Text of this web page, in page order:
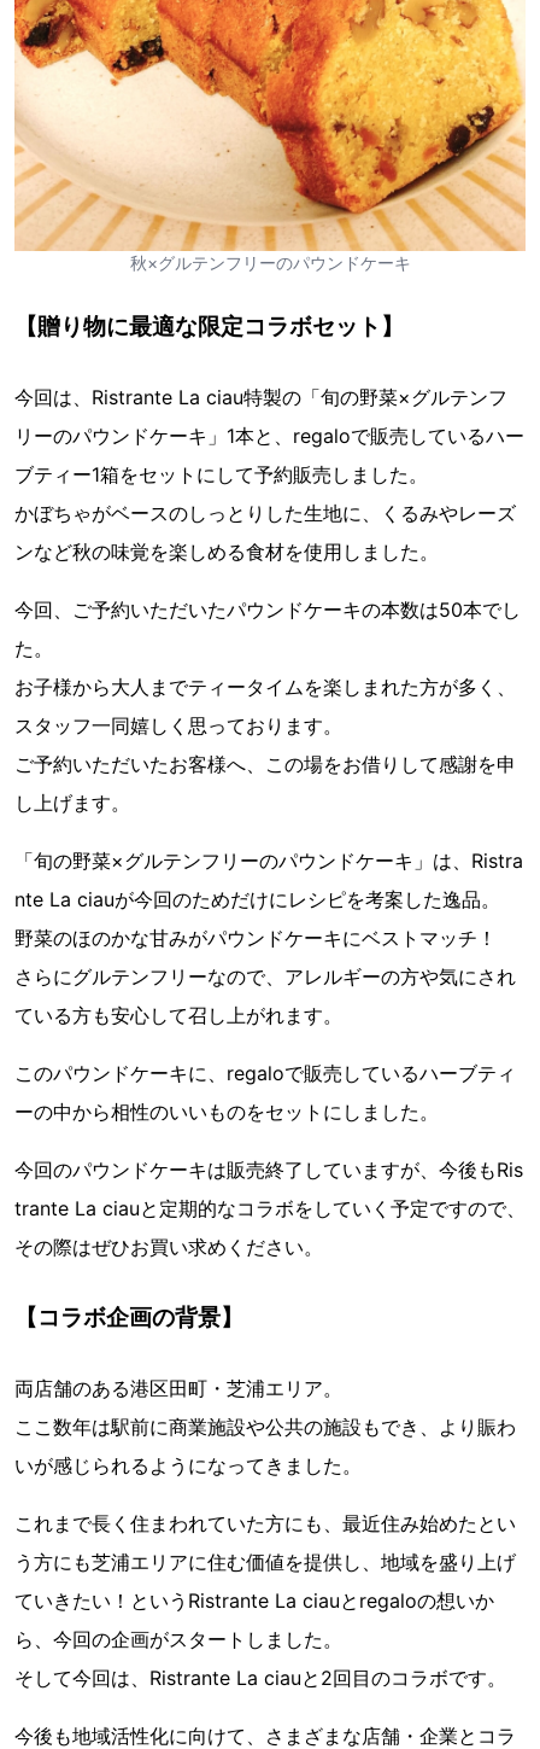
秋×グルテンフリーのパウンドケーキ
【贈り物に最適な限定コラボセット】
今回は、Ristrante La ciau特製の「旬の野菜×グルテンフ
リーのパウンドケーキ」1本と、regaloで販売しているハー
ブティー1箱をセットにして予約販売しました。
かぼちゃがベースのしっとりした生地に、くるみやレーズ
ンなど秋の味覚を楽しめる食材を使用しました。
今回、ご予約いただいたパウンドケーキの本数は50本でし
た。
お子様から大人までティータイムを楽しまれた方が多く、
スタッフ一同嬉しく思っております。
ご予約いただいたお客様へ、この場をお借りして感謝を申
し上げます。
「旬の野菜×グルテンフリーのパウンドケーキ」は、Ristra
nte La ciauが今回のためだけにレシピを考案した逸品。
野菜のほのかな甘みがパウンドケーキにベストマッチ！
さらにグルテンフリーなので、アレルギーの方や気にされ
ている方も安心して召し上がれます。
このパウンドケーキに、regaloで販売しているハーブティ
ーの中から相性のいいものをセットにしました。
今回のパウンドケーキは販売終了していますが、今後もRis
trante La ciauと定期的なコラボをしていく予定ですので、
その際はぜひお買い求めください。
【コラボ企画の背景】
両店舗のある港区田町・芝浦エリア。
ここ数年は駅前に商業施設や公共の施設もでき、より賑わ
いが感じられるようになってきました。
これまで長く住まわれていた方にも、最近住み始めたとい
う方にも芝浦エリアに住む価値を提供し、地域を盛り上げ
ていきたい！というRistrante La ciauとregaloの想いか
ら、今回の企画がスタートしました。
そして今回は、Ristrante La ciauと2回目のコラボです。
今後も地域活性化に向けて、さまざまな店舗・企業とコラ